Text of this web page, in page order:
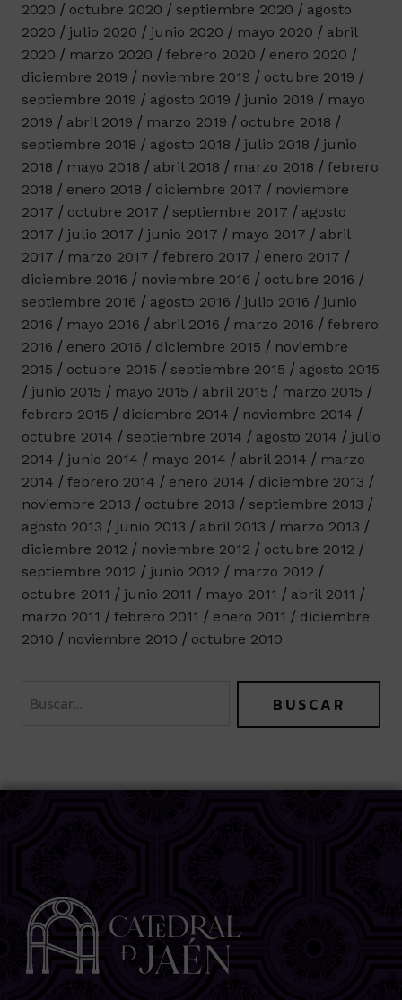
2020
octubre 2020 septiembre 2020
agosto
2020
julio 2020 junio 2020 mayo 2020
abril
2020
marzo 2020 febrero 2020
enero 2020
diciembre 2019
noviembre 2019
octubre 2019
septiembre 2019
agosto 2019 junio 2019
mayo
2019
abril 2019 marzo 2019
octubre 2018
septiembre 2018
agosto 2018 julio 2018
junio
2018
mayo 2018 abril 2018 marzo 2018
febrero
2018
enero 2018 diciembre 2017
noviembre
2017
octubre 2017 septiembre 2017
agosto
2017
julio 2017 junio 2017 mayo 2017
abril
2017
marzo 2017 febrero 2017
enero 2017
diciembre 2016
noviembre 2016
octubre 2016
septiembre 2016
agosto 2016 julio 2016
junio
2016
mayo 2016 abril 2016 marzo 2016
febrero
2016
enero 2016 diciembre 2015
noviembre
2015
octubre 2015 septiembre 2015
agosto 2015
junio 2015
mayo 2015 abril 2015
marzo 2015
febrero 2015
diciembre 2014
noviembre 2014
octubre 2014
septiembre 2014 agosto 2014
julio
2014
junio 2014 mayo 2014 abril 2014
marzo
2014
febrero 2014 enero 2014
diciembre 2013
noviembre 2013
octubre 2013
septiembre 2013
agosto 2013
junio 2013 abril 2013
marzo 2013
diciembre 2012
noviembre 2012
octubre 2012
septiembre 2012
junio 2012
marzo 2012
octubre 2011
junio 2011 mayo 2011
abril 2011
marzo 2011
febrero 2011 enero 2011
diciembre
2010
noviembre 2010 octubre 2010